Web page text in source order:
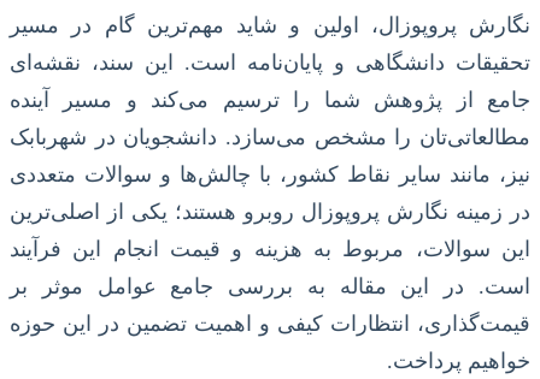
نگارش پروپوزال، اولین و شاید مهم‌ترین گام در مسیر
تحقیقات دانشگاهی و پایان‌نامه است. این سند، نقشه‌ای
جامع از پژوهش شما را ترسیم می‌کند و مسیر آینده
مطالعاتی‌تان را مشخص می‌سازد. دانشجویان در شهربابک
نیز، مانند سایر نقاط کشور، با چالش‌ها و سوالات متعددی
در زمینه نگارش پروپوزال روبرو هستند؛ یکی از اصلی‌ترین
این سوالات، مربوط به هزینه و قیمت انجام این فرآیند
است. در این مقاله به بررسی جامع عوامل موثر بر
قیمت‌گذاری، انتظارات کیفی و اهمیت تضمین در این حوزه
خواهیم پرداخت.